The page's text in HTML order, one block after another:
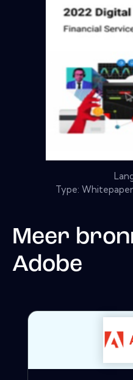
Type:
Meer
Adobe